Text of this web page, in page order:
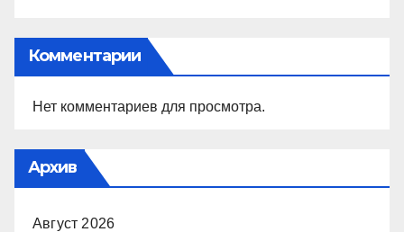
Комментарии
Нет комментариев для просмотра.
Архив
Август 2026